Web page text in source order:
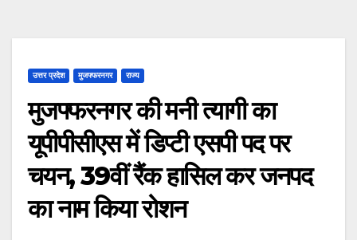
उत्तर प्रदेश मुजफ्फरनगर राज्य
मुजफ्फरनगर की मनी त्यागी का
यूपीपीसीएस में डिप्टी एसपी पद पर
चयन, 39वीं रैंक हासिल कर जनपद
का नाम किया रोशन